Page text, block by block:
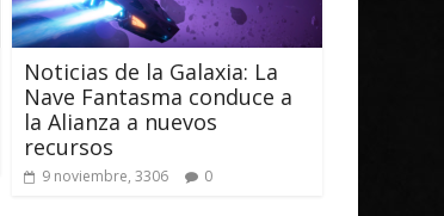
Noticias de la Galaxia: La
Nave Fantasma conduce a
la Alianza a nuevos
recursos
9 noviembre, 3306 0